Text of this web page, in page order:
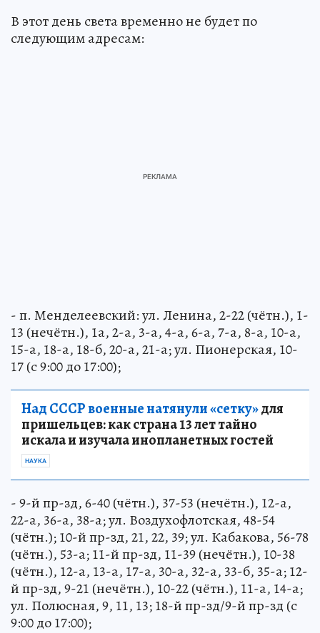
В этот день света временно не будет по
следующим адресам:
- п. Менделеевский: ул. Ленина, 2-22 (чётн.), 1-
13 (нечётн.), 1а, 2-а, 3-а, 4-а, 6-а, 7-а, 8-а, 10-а,
15-а, 18-а, 18-б, 20-а, 21-а; ул. Пионерская, 10-
17 (с 9:00 до 17:00);
Над СССР военные натянули «сетку»для
пришельцев: как страна 13 лет тайно
искала и изучала инопланетных гостей
НАУКА
- 9-й пр-зд, 6-40 (чётн.), 37-53 (нечётн.), 12-а,
22-а, 36-а, 38-а; ул. Воздухофлотская, 48-54
(чётн.); 10-й пр-зд, 21, 22, 39; ул. Кабакова, 56-78
(чётн.), 53-а; 11-й пр-зд, 11-39 (нечётн.), 10-38
(чётн.), 12-а, 13-а, 17-а, 30-а, 32-а, 33-б, 35-а; 12-
й пр-зд, 9-21 (нечётн.), 10-22 (чётн.), 11-а, 14-а;
ул. Полюсная, 9, 11, 13; 18-й пр-зд/9-й пр-зд (с
9:00 до 17:00);